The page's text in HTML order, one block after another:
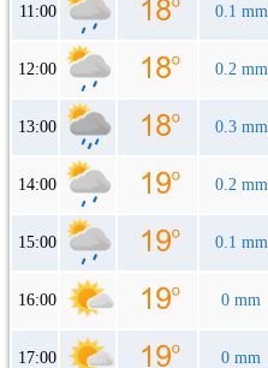
11:00 0.1 mm
12:00 0.2 mm
13:00 0.3 mm
14:00 0.2 mm
15:00 0.1 mm
16:00 0 mm
17:00 0 mm